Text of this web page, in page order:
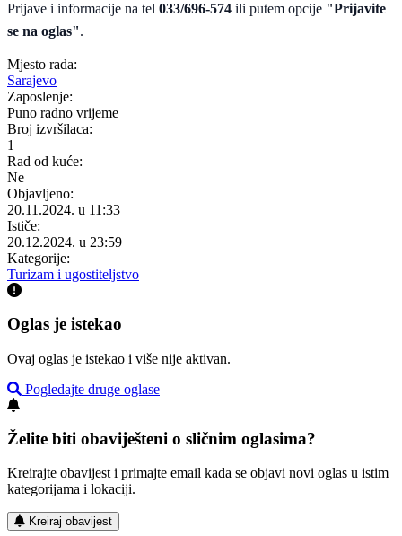
Prijave i informacije na tel 033/696-574 ili putem opcije "Prijavite
se na oglas".
Mjesto rada:
Sarajevo
Zaposlenje:
Puno radno vrijeme
Broj izvršilaca:
1
Rad od kuće:
Ne
Objavljeno:
20.11.2024. u 11:33
Ističe:
20.12.2024. u 23:59
Kategorije:
Turizam i ugostiteljstvo
Oglas je istekao
Ovaj oglas je istekao i više nije aktivan.
Pogledajte druge oglase
Želite biti obaviješteni o sličnim oglasima?
Kreirajte obavijest i primajte email kada se objavi novi oglas u istim
kategorijama i lokaciji.
Kreiraj obavijest